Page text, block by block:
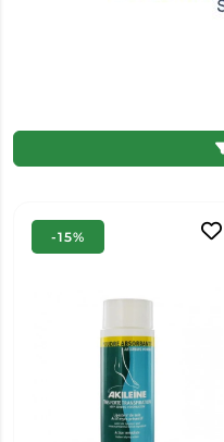
-15%